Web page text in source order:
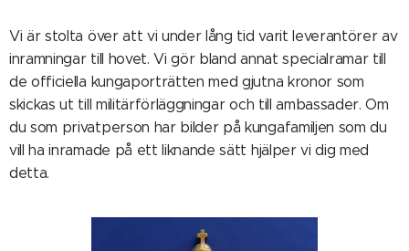
Vi är stolta över att vi under lång tid varit leverantörer av
inramningar till hovet. Vi gör bland annat specialramar till
de officiella kungaporträtten med gjutna kronor som
skickas ut till militärförläggningar och till ambassader. Om
du som privatperson har bilder på kungafamiljen som du
vill ha inramade på ett liknande sätt hjälper vi dig med
detta.